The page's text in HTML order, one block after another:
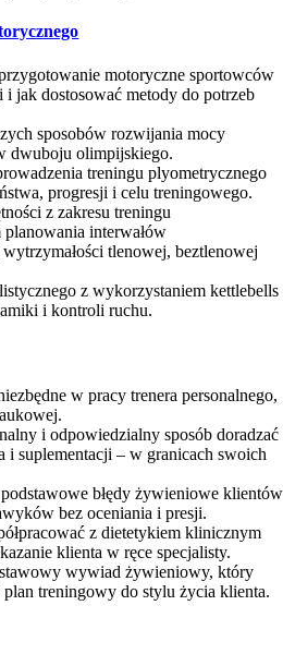
motoryczne sportowców
jak dostosować metody do potrzeb
sposobów rozwijania mocy
dwuboju olimpijskiego.
treningu plyometrycznego
progresji i celu treningowego.
z zakresu treningu
interwałów
tlenowej, beztlenowej
z wykorzystaniem kettlebells
i kontroli ruchu.
w pracy trenera personalnego,
i odpowiedzialny sposób doradzać
i suplementacji – w granicach swoich
błędy żywieniowe klientów
bez oceniania i presji.
z dietetykiem klinicznym
klienta w ręce specjalisty.
wywiad żywieniowy, który
treningowy do stylu życia klienta.